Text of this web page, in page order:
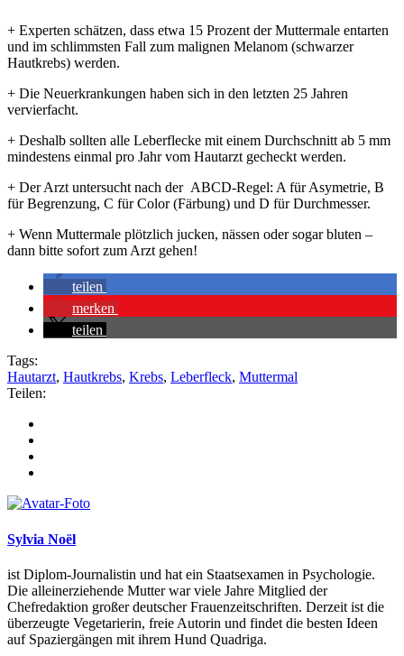
+ Experten schätzen, dass etwa 15 Prozent der Muttermale entarten
und im schlimmsten Fall zum malignen Melanom (schwarzer
Hautkrebs) werden.
+ Die Neuerkrankungen haben sich in den letzten 25 Jahren
vervierfacht.
+ Deshalb sollten alle Leberflecke mit einem Durchschnitt ab 5 mm
mindestens einmal pro Jahr vom Hautarzt gecheckt werden.
+ Der Arzt untersucht nach der ABCD-Regel: A für Asymetrie, B
für Begrenzung, C für Color (Färbung) und D für Durchmesser.
+ Wenn Muttermale plötzlich jucken, nässen oder sogar bluten –
dann bitte sofort zum Arzt gehen!
teilen
merken
teilen
Tags:
Hautarzt, Hautkrebs, Krebs, Leberfleck, Muttermal
Teilen:
Sylvia Noël
ist Diplom-Journalistin und hat ein Staatsexamen in Psychologie.
Die alleinerziehende Mutter war viele Jahre Mitglied der
Chefredaktion großer deutscher Frauenzeitschriften. Derzeit ist die
überzeugte Vegetarierin, freie Autorin und findet die besten Ideen
auf Spaziergängen mit ihrem Hund Quadriga.